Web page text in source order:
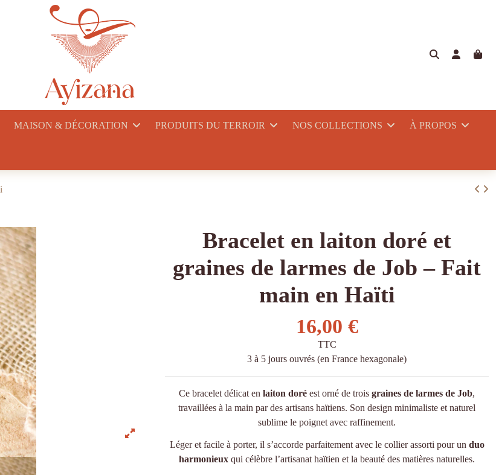
MAISON & DÉCORATION PRODUITS DU TERROIR NOS COLLECTIONS À PROPOS
Bracelet en laiton doré et
graines de larmes de Job – Fait
main en Haïti
16,00 €
TTC
3 à 5 jours ouvrés (en France hexagonale)
Ce bracelet délicat en laiton doré est orné de trois graines de larmes de Job,
travaillées à la main par des artisans haïtiens. Son design minimaliste et naturel
sublime le poignet avec raffinement.
Léger et facile à porter, il s’accorde parfaitement avec le collier assorti pour un duo
harmonieux qui célèbre l’artisanat haïtien et la beauté des matières naturelles.